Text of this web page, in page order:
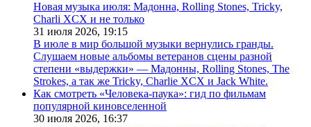
Новая музыка июля: Мадонна, Rolling Stones, Tricky,
Charli XCX и не только
31 июля 2026, 19:15
В июле в мир большой музыки вернулись гранды.
Слушаем новые альбомы ветеранов сцены разной
степени «выдержки» — Мадонны, Rolling Stones, The
Strokes, а так же Tricky, Charlie XCX и Jack White.
Как смотреть «Человека-паука»: гид по фильмам
популярной киновселенной
30 июля 2026, 16:37